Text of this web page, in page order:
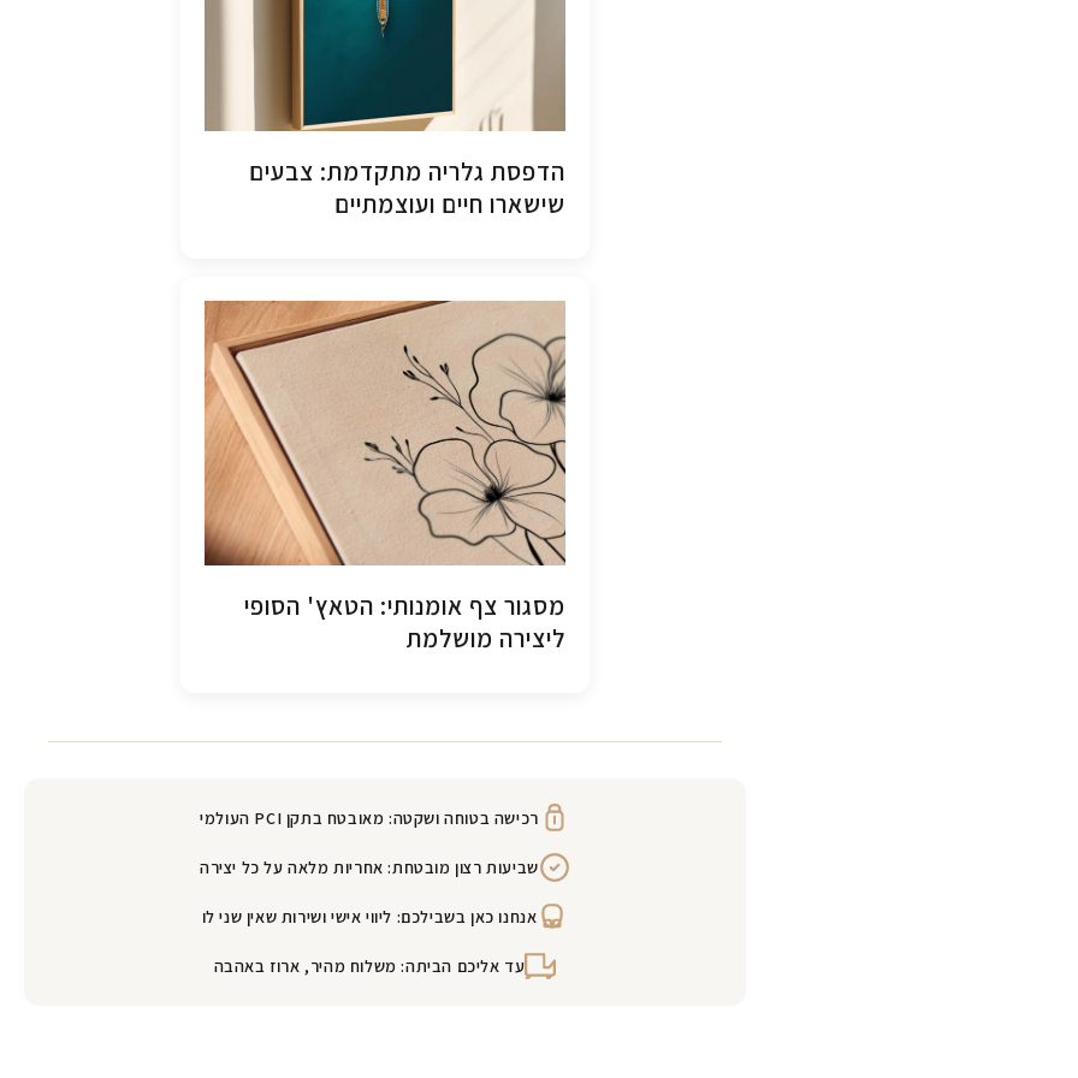
הדפסת גלריה מתקדמת: צבעים
שישארו חיים ועוצמתיים
מסגור צף אומנותי: הטאץ' הסופי
ליצירה מושלמת
רכישה בטוחה ושקטה: מאובטח בתקן PCI העולמי
שביעות רצון מובטחת: אחריות מלאה על כל יצירה
אנחנו כאן בשבילכם: ליווי אישי ושירות שאין שני לו
עד אליכם הביתה: משלוח מהיר, ארוז באהבה